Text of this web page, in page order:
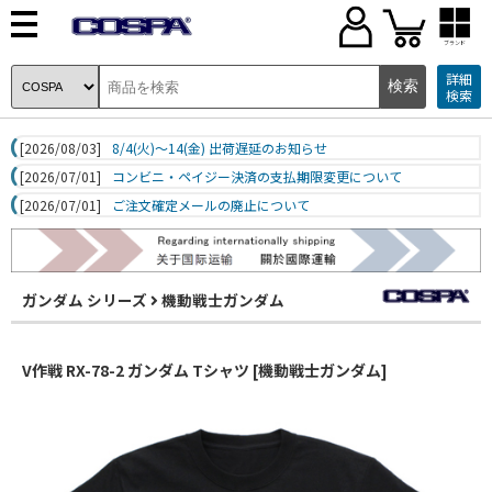
ブランド
詳細
検索
[2026/08/03]
8/4(火)～14(金) 出荷遅延のお知らせ
[2026/07/01]
コンビニ・ペイジー決済の支払期限変更について
[2026/07/01]
ご注文確定メールの廃止について
ガンダム シリーズ 機動戦士ガンダム
V作戦 RX-78-2 ガンダム Tシャツ [機動戦士ガンダム]